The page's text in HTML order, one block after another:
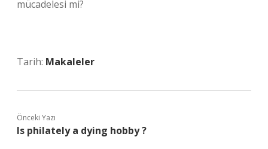
mücadelesi mi?
Tarih: Makaleler
Önceki Yazı
Is philately a dying hobby ?